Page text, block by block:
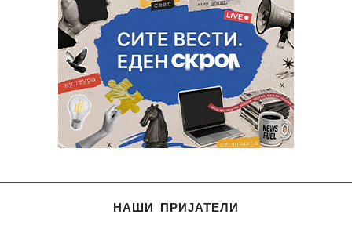
НАШИ ПРИЈАТЕЛИ